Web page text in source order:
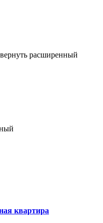
расширенный
квартира